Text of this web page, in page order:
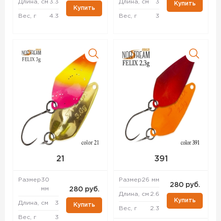
Длина, см 3.3
Вес, г 4.3
Купить
Длина, см 3
Вес, г 3
Купить
21
Размер30
мм
Длина, см 3
Вес, г 3
280 руб.
Купить
391
Размер26 мм
Длина, см 2.6
Вес, г 2.3
280 руб.
Купить